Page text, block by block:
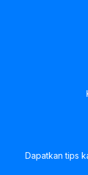
Dapatkan tips